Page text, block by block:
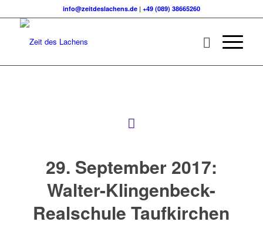
info@zeitdeslachens.de| +49 (089) 38665260
29. September 2017:
Walter-Klingenbeck-
Realschule Taufkirchen